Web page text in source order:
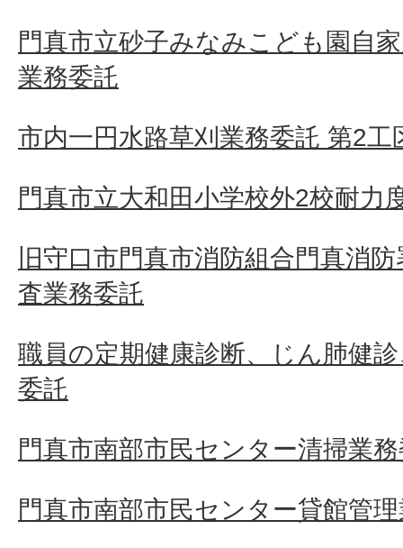
門真市立砂子みなみこども園自
業務委託
市内一円水路草刈業務委託 第2工
門真市立大和田小学校外2校耐力
旧守口市門真市消防組合門真消
査業務委託
職員の定期健康診断、じん肺健
委託
門真市南部市民センター清掃業
門真市南部市民センター貸館管